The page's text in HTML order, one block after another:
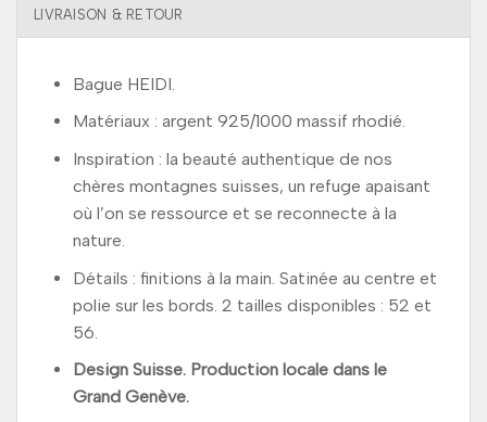
LIVRAISON & RETOUR
Bague HEIDI.
Matériaux : argent 925/1000 massif rhodié.
Inspiration : la beauté authentique de nos
chères montagnes suisses, un refuge apaisant
où l’on se ressource et se reconnecte à la
nature.
Détails : finitions à la main. Satinée au centre et
polie sur les bords. 2 tailles disponibles : 52 et
56.
Design Suisse. Production locale dans le
Grand Genève.